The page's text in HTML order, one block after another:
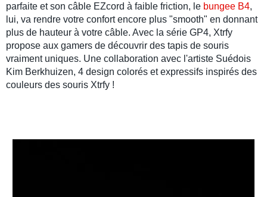
parfaite et son câble EZcord à faible friction, le bungee B4,
lui, va rendre votre confort encore plus "smooth" en donnant
plus de hauteur à votre câble. Avec la série GP4, Xtrfy
propose aux gamers de découvrir des tapis de souris
vraiment uniques. Une collaboration avec l'artiste Suédois
Kim Berkhuizen, 4 design colorés et expressifs inspirés des
couleurs des souris Xtrfy !